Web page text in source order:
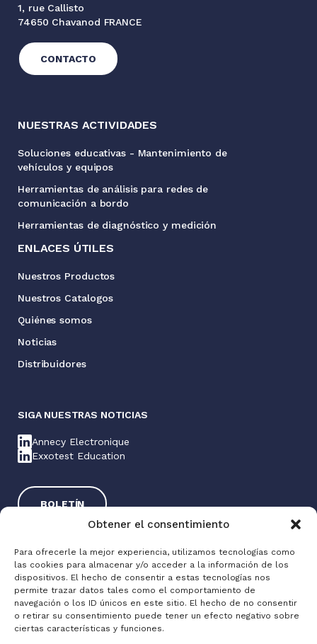
Obtener el consentimiento
Para ofrecerle la mejor experiencia, utilizamos tecnologías como
las cookies para almacenar y/o acceder a la información de los
dispositivos. El hecho de consentir a estas tecnologías nos
permite trazar datos tales como el comportamiento de
navegación o los ID únicos en este sitio. El hecho de no consentir
o retirar su consentimiento puede tener un efecto negativo sobre
ciertas características y funciones.
1, rue Callisto
74650 Chavanod FRANCE
CONTACTO
NUESTRAS ACTIVIDADES
Soluciones educativas - Mantenimiento de
vehículos y equipos
Herramientas de análisis para redes de
comunicación a bordo
Herramientas de diagnóstico y medición
ENLACES ÚTILES
Nuestros Productos
Nuestros Catalogos
Quiénes somos
Noticias
Distribuidores
SIGA NUESTRAS NOTICIAS
Annecy Electronique
Exxotest Education
BOLETÍN
Exxotest® 2025